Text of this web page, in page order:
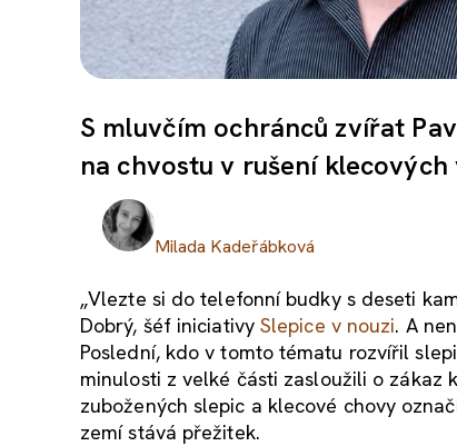
S mluvčím ochránců zvířat
na chvostu v rušení
Milada Kadeřábková
„Vlezte si do telefonní budky s deseti
Dobrý, šéf iniciativy Slepice v nouzi. A
Poslední, kdo v tomto tématu rozvířil
minulosti z velké části zasloužili o zákaz
zubožených slepic a klecové chovy
zemí stává přežitek.